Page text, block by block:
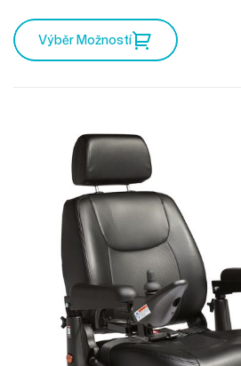
svahu.
S dojezdemaž 30 km
, lehkou
inteligentními
Výběr Možností